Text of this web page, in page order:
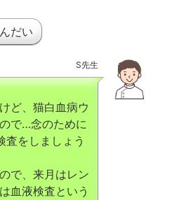
だい
S先生
ど、猫白血病ウ
で…念のために
査をしましょう
で、来月はレン
血液検査という